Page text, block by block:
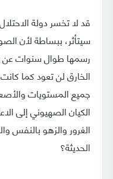
قد لا تخسر دولة
سيتأثر، ببساطة لأن
رسمها طوال سنوات عن
الخارق لن تعود كما
جميع المستويات
الكيان الصهيوني إلى
الغرور والزهو بالنفس
الحديثة؟